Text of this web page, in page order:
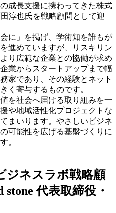
成長支援に携わってきた株式
淳也氏を戦略顧問として迎
に」を掲げ、学術知を誰もが
進めていますが、リスキリン
り広範な企業との協働が求め
業からスタートアップまで幅
家であり、その経験とネット
く寄与するものです。
を社会へ届ける取り組みを一
や地域活性化プロジェクトな
まいります。やさしいビジネ
可能性を広げる基盤づくりに
。
ジネスラボ戦略顧
代表取締役・